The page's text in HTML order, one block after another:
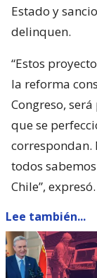
Estado y
delinquen.
“Estos
la reforma
Congreso,
que se
correspondan.
todos
Chile”, expresó.
Lee también...